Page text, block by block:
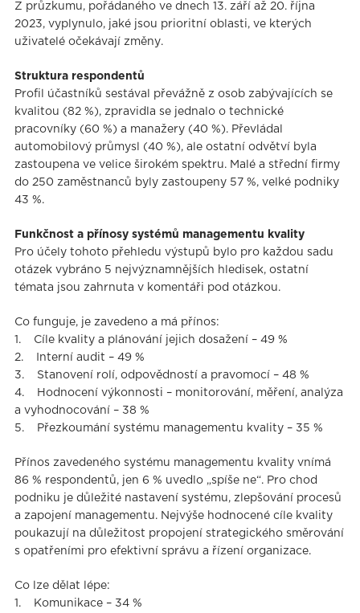
Z průzkumu, pořádaného ve dnech 13. září až 20. října
2023, vyplynulo, jaké jsou prioritní oblasti, ve kterých
uživatelé očekávají změny.
Struktura respondentů
Profil účastníků sestával převážně z osob zabývajících se
kvalitou (82 %), zpravidla se jednalo o technické
pracovníky (60 %) a manažery (40 %). Převládal
automobilový průmysl (40 %), ale ostatní odvětví byla
zastoupena ve velice širokém spektru. Malé a střední firmy
do 250 zaměstnanců byly zastoupeny 57 %, velké podniky
43 %.
Funkčnost a přínosy systémů managementu kvality
Pro účely tohoto přehledu výstupů bylo pro každou sadu
otázek vybráno 5 nejvýznamnějších hledisek, ostatní
témata jsou zahrnuta v komentáři pod otázkou.
Co funguje, je zavedeno a má přínos:
1. Cíle kvality a plánování jejich dosažení – 49 %
2. Interní audit – 49 %
3. Stanovení rolí, odpovědností a pravomocí – 48 %
4. Hodnocení výkonnosti – monitorování, měření, analýza
a vyhodnocování – 38 %
5. Přezkoumání systému managementu kvality – 35 %
Přínos zavedeného systému managementu kvality vnímá
86 % respondentů, jen 6 % uvedlo „spíše ne“. Pro chod
podniku je důležité nastavení systému, zlepšování procesů
a zapojení managementu. Nejvýše hodnocené cíle kvality
poukazují na důležitost propojení strategického směrování
s opatřeními pro efektivní správu a řízení organizace.
Co lze dělat lépe:
1. Komunikace – 34 %